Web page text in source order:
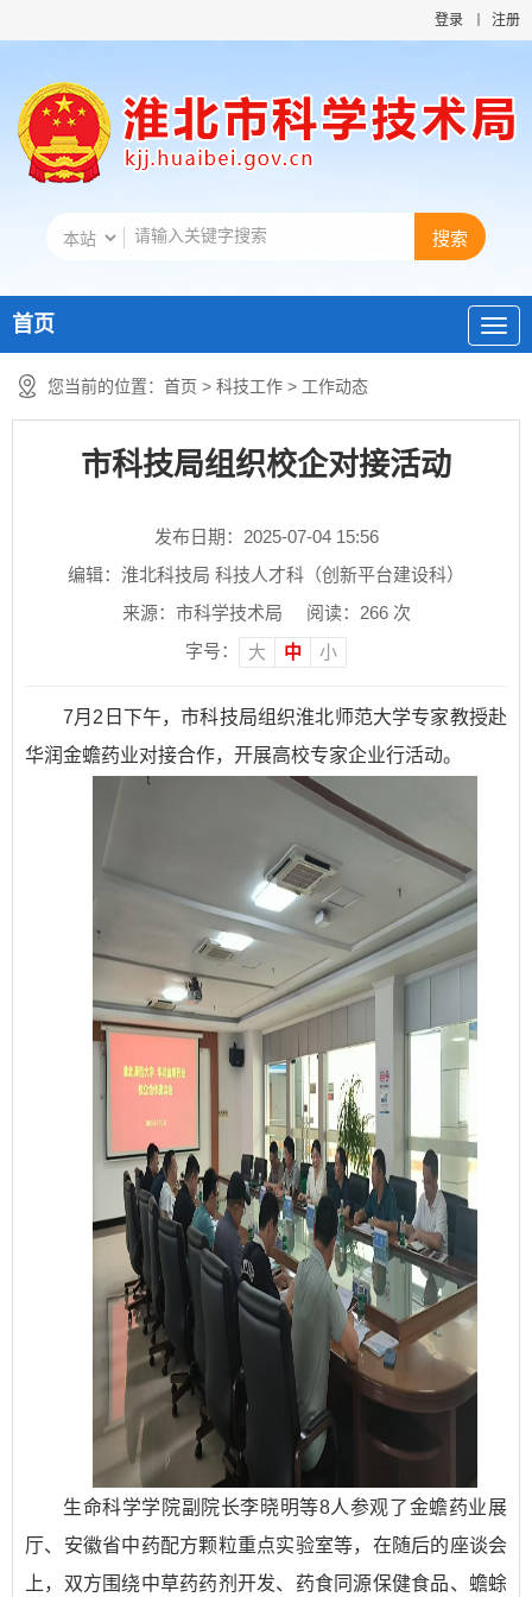
登录 注册
首页
您当前的位置： 首页 > 科技工作 > 工作动态
市科技局组织校企对接活动
发布日期：2025-07-04 15:56
编辑：淮北科技局 科技人才科（创新平台建设科）
来源：市科学技术局
阅读： 266次
字号：
大 中 小
7月2日下午，市科技局组织淮北师范大学专家教授赴
华润金蟾药业对接合作，开展高校专家企业行活动。
生命科学学院副院长李晓明等8人参观了金蟾药业展
厅、安徽省中药配方颗粒重点实验室等，在随后的座谈会
上，双方围绕中草药药剂开发、药食同源保健食品、蟾蜍